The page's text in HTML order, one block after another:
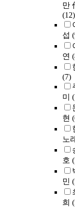
만
(12)
섭
연
(7)
미
현
노
호
민
희